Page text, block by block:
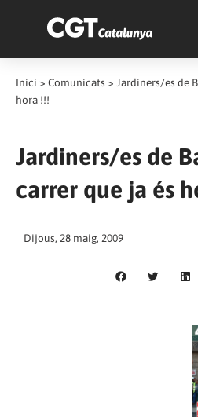
Inici > Comunicats > Jardiners/es de
hora !!!
Jardiners/es de
carrer que ja és
Dijous, 28 maig, 2009